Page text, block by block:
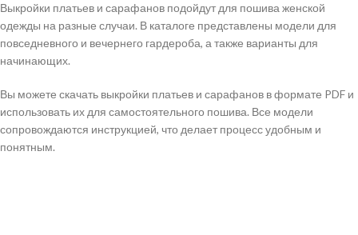
Выкройки платьев и сарафанов подойдут для пошива женской
одежды на разные случаи. В каталоге представлены модели для
повседневного и вечернего гардероба, а также варианты для
начинающих.
Вы можете скачать выкройки платьев и сарафанов в формате PDF и
использовать их для самостоятельного пошива. Все модели
сопровождаются инструкцией, что делает процесс удобным и
понятным.